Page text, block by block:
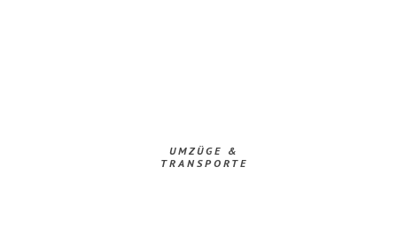
UMZÜGE &
TRANSPORTE